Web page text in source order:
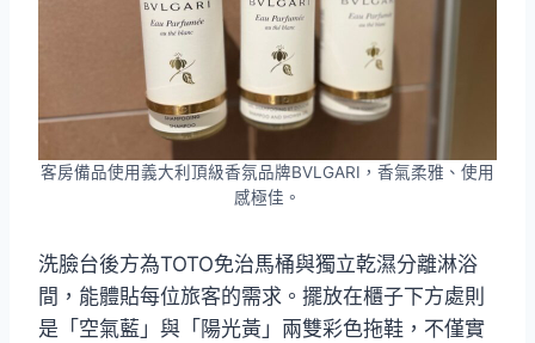
客房備品使用義大利頂級香氛品牌BVLGARI，香氣柔雅、使用
感極佳。
洗臉台後方為TOTO免治馬桶與獨立乾濕分離淋浴
間，能體貼每位旅客的需求。擺放在櫃子下方處則
是「空氣藍」與「陽光黃」兩雙彩色拖鞋，不僅實